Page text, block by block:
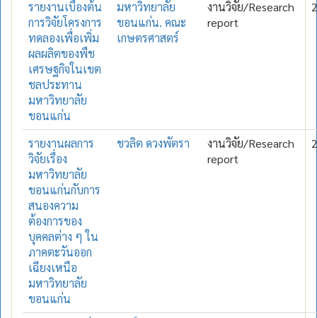
รายงานเบื้องต้น
การวิจัยโครงการ
ทดลองเพื่อเพิ่ม
ผลผลิตของพืช
เศรษฐกิจในเขต
ชลประทาน
มหาวิทยาลัย
ขอนแก่น
มหาวิทยาลัย
ขอนแก่น. คณะ
เกษตรศาสตร์
งานวิจัย/Research
report
รายงานผลการ
วิจัยเรื่อง
มหาวิทยาลัย
ขอนแก่นกับการ
สนองความ
ต้องการของ
บุคคลต่าง ๆ ใน
ภาคตะวันออก
เฉียงเหนือ
มหาวิทยาลัย
ขอนแก่น
ชวลิต ดวงพัตรา
งานวิจัย/Research
report